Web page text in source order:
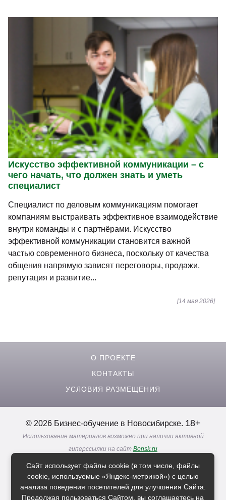
Искусство эффективной коммуникации – с
чего начать, что должен знать и уметь
специалист
Специалист по деловым коммуникациям помогает
компаниям выстраивать эффективное взаимодействие
внутри команды и с партнёрами. Искусство
эффективной коммуникации становится важной
частью современного бизнеса, поскольку от качества
общения напрямую зависят переговоры, продажи,
репутация и развитие...
[14 мая 2026]
О ПРОЕКТЕ
КОНТАКТЫ
УСЛОВИЯ РАЗМЕЩЕНИЯ
© 2026 Бизнес-обучение в Новосибирске. 18+
Использование материалов возможно при наличии активной
гиперссылки на сайт Bonsk.ru
Реклама. Информация о рекламодателях по ссылкам
Политика в отношении обработки персональных данных
Сайт использует файлы cookie (в том числе, файлы
cookie, используемые «Яндекс-метрикой») с целью
анализа поведения посетителей для улучшения Сайта.
Продолжая пользоваться Сайтом, вы соглашаетесь на